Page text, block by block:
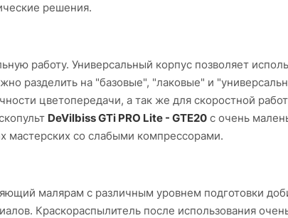
решения.
работу. Универсальный корпус позволяет
разделить на "базовые", "лаковые" и
цветопередачи, а так же для скоростной
DeVilbiss GTi PRO Lite - GTE20 с очень
мастерских со слабыми компрессорами.
малярам с различным уровнем подготовки
Краскораспылитель после использования